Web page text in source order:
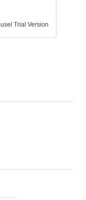
Trial Version